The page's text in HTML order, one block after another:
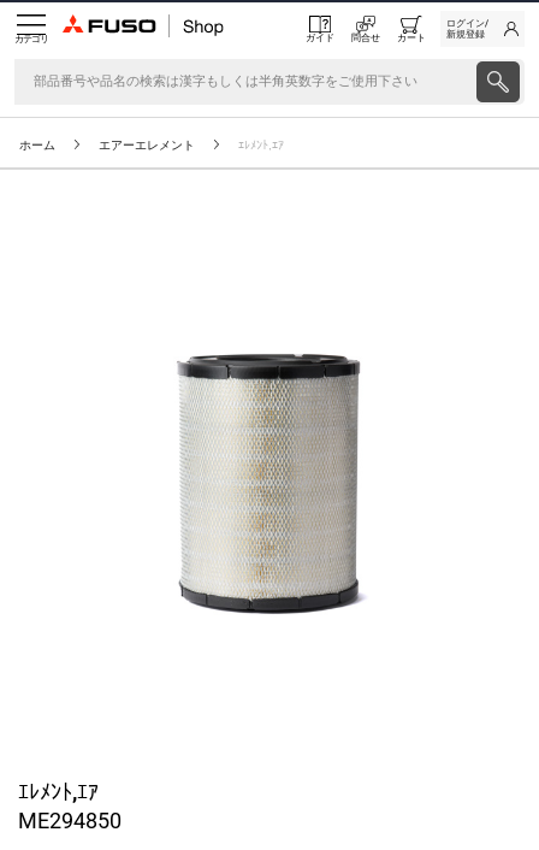
カテゴリ ガイド 問合せ カート
ログイン/
新規登録
ホーム エアーエレメント ｴﾚﾒﾝﾄ,ｴｱ
ｴﾚﾒﾝﾄ,ｴｱ
ME294850